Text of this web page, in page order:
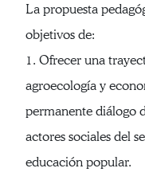
La propuesta
objetivos de:
1. Ofrecer una
agroecología y
permanente diálogo
actores sociales del
educación popular.